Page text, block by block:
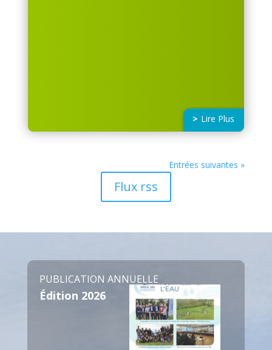
Lire Plus
Entrées suivantes »
Flux rss
PUBLICATION ANNUELLE
Édition 2026